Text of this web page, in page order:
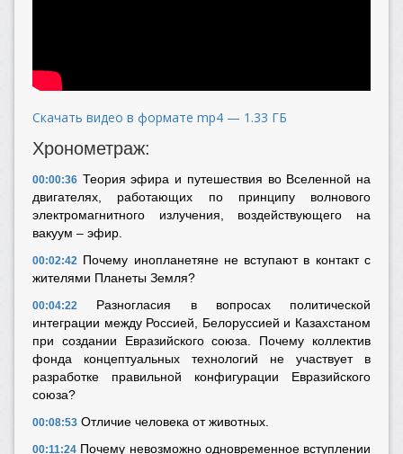
Скачать видео в формате mp4 — 1.33 ГБ
Хронометраж:
00:00:36 Теория эфира и путешествия во Вселенной на
двигателях, работающих по принципу волнового
электромагнитного излучения, воздействующего на
вакуум – эфир.
00:02:42 Почему инопланетяне не вступают в контакт с
жителями Планеты Земля?
00:04:22 Разногласия в вопросах политической
интеграции между Россией, Белоруссией и Казахстаном
при создании Евразийского союза. Почему коллектив
фонда концептуальных технологий не участвует в
разработке правильной конфигурации Евразийского
союза?
00:08:53 Отличие человека от животных.
00:11:24 Почему невозможно одновременное вступлении